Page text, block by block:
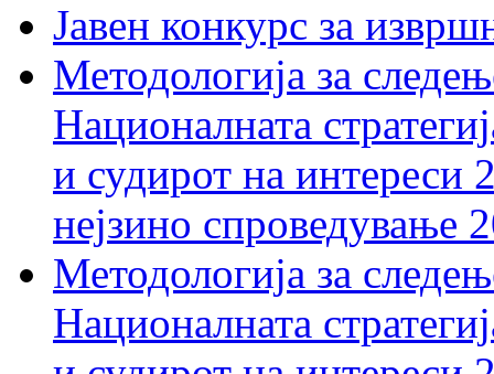
Јавен конкурс за
Методологија за
Националната
и судирот на интереси
нејзино спроведување
Методологија за
Националната